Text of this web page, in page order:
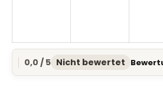
Die
durchschnittliche
0,0 / 5 Nicht bewertet
SUCHEN